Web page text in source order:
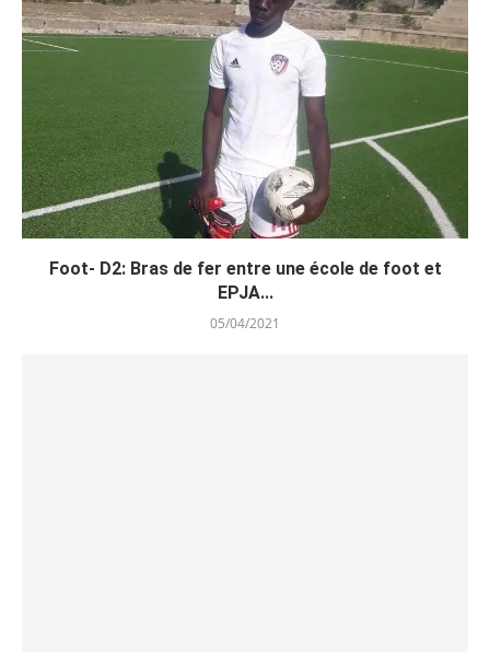
Foot- D2: Bras de fer entre une école de foot et
EPJA...
05/04/2021